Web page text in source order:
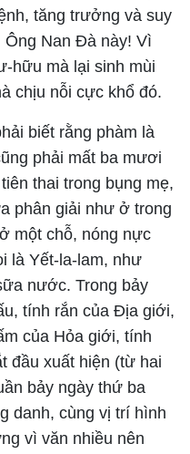
tăng trưởng và suy
Nan Đà này! Vì
hữu mà lại sinh mùi
chịu nỗi cực khổ đó.
biết rằng phàm là
phải mất ba mươi
thai trong bụng mẹ,
phân giải như ở trong
một chỗ, nóng nực
là Yết-la-lam, như
nước. Trong bảy
tính rắn của Địa giới,
của Hỏa giới, tính
đầu xuất hiện (từ hai
bảy ngày thứ ba
danh, cùng vị trí hình
vì văn nhiều nên